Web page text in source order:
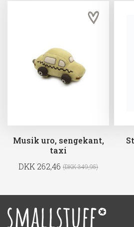
Musik uro, sengekant,
taxi
DKK 262,46 (DKK 349,95)